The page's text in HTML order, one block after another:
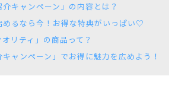
キャンペーン」の内容とは？
めるなら今！お得な特典がいっぱい♡
リティ」の商品って？
ャンペーン」でお得に魅力を広めよう！